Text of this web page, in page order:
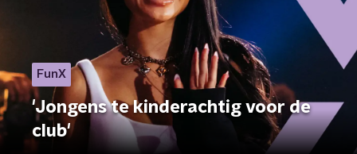
FunX
'Jongens te kinderachtig voor de
club'